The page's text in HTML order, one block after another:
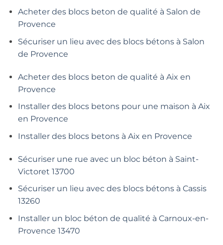
Acheter des blocs beton de qualité à Salon de
Provence
Sécuriser un lieu avec des blocs bétons à Salon
de Provence
Acheter des blocs beton de qualité à Aix en
Provence
Installer des blocs betons pour une maison à Aix
en Provence
Installer des blocs betons à Aix en Provence
Sécuriser une rue avec un bloc béton à Saint-
Victoret 13700
Sécuriser un lieu avec des blocs bétons à Cassis
13260
Installer un bloc béton de qualité à Carnoux-en-
Provence 13470